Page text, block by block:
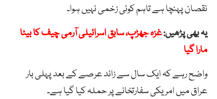
نقصان پہنچا ہے تاہم کوئی زخمی نہیں ہوا۔
یہ بھی پڑھیں:غزہ جھڑپ، سابق اسرائیلی آرمی چیف کا بیٹا
مارا گیا
واضح رہے کہ ایک سال سے زائد عرصے کے بعد پہلی بار
عراق میں امریکی سفارتخانے پر حملہ کیا گیا ہے۔